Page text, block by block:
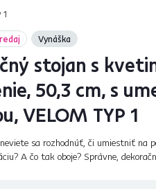
Vynáška
stojan s
50,3 cm, s
VELOM TYP 1
sa rozhodnúť, či umiestniť na
A čo tak oboje? Správne,